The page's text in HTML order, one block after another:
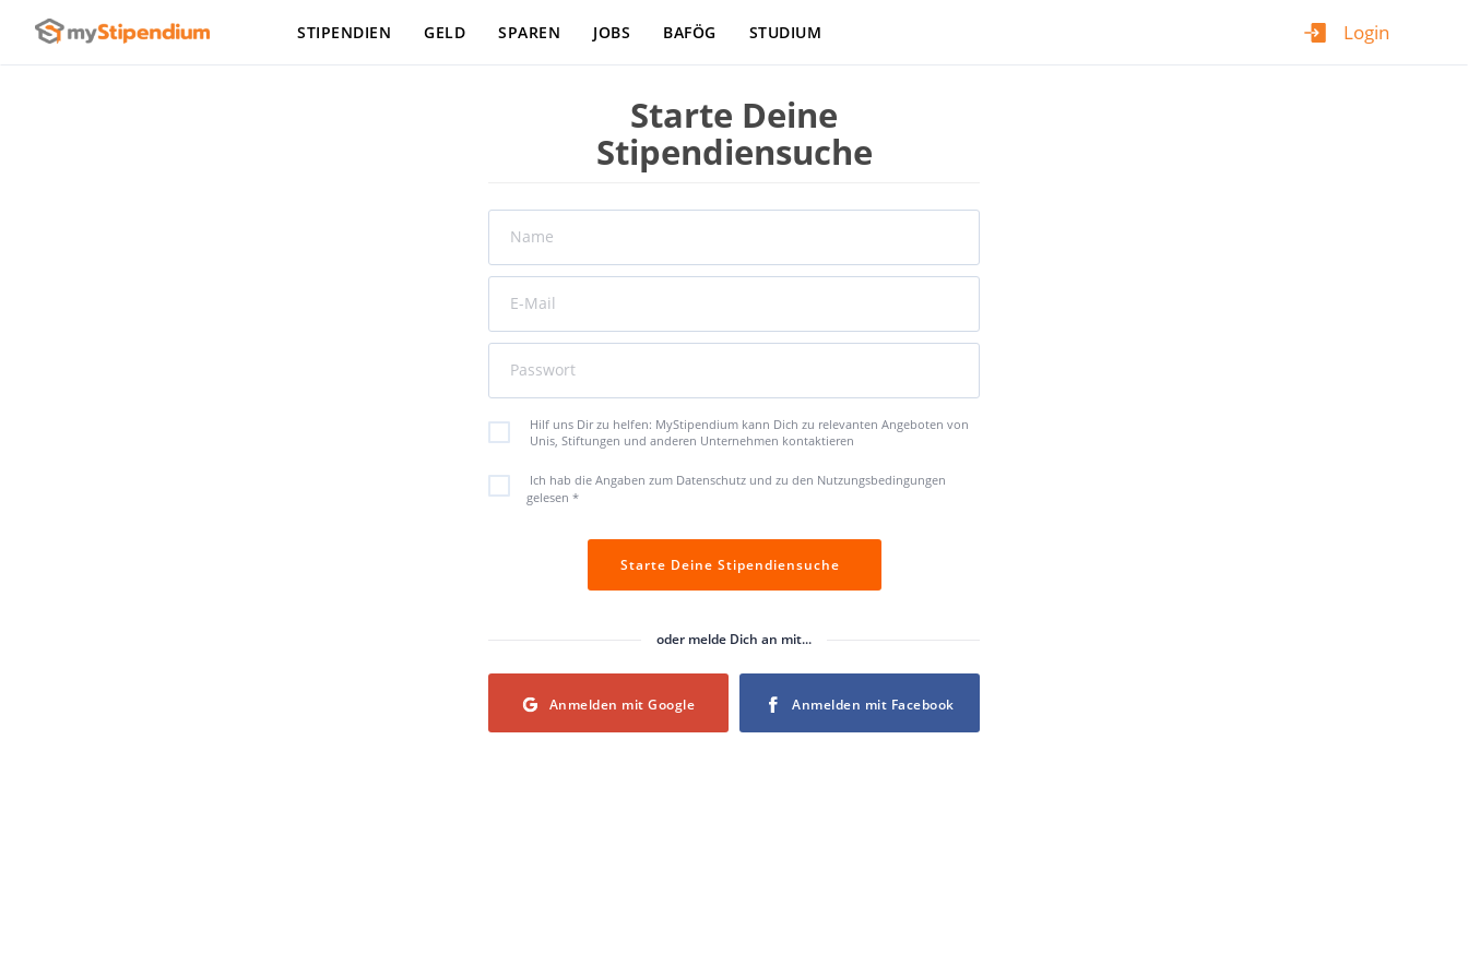
Login
STIPENDIEN GELD SPAREN JOBS BAFÖG STUDIUM
Starte Deine
Stipendiensuche
Name
E-Mail
Passwort
Hilf uns Dir zu helfen: MyStipendium kann Dich zu relevanten Angeboten von
Unis, Stiftungen und anderen Unternehmen kontaktieren
Ich hab die Angaben zum Datenschutz und zu den Nutzungsbedingungen
gelesen *
Starte Deine Stipendiensuche
oder melde Dich an mit...